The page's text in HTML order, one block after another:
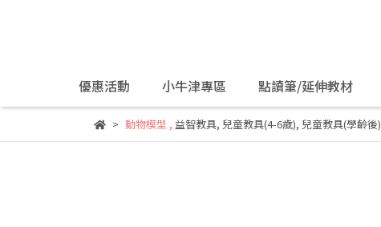
優惠活動 小牛津專區 點讀筆/延伸教材
動物模型, 益智教具, 兒童教具(4-6歲), 兒童教具(學齡後)